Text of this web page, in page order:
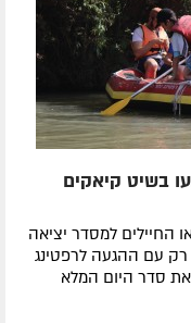
בשיט קיאקים
החיילים למסדר יציאה
עם ההגעה לרפטינג
סדר היום המלא